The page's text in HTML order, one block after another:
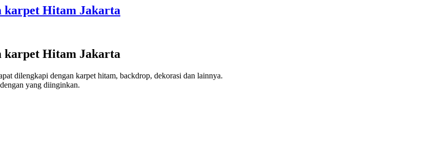
karpet Hitam Jakarta
karpet Hitam Jakarta
dilengkapi dengan karpet hitam, backdrop, dekorasi dan lainnya.
yang diinginkan.